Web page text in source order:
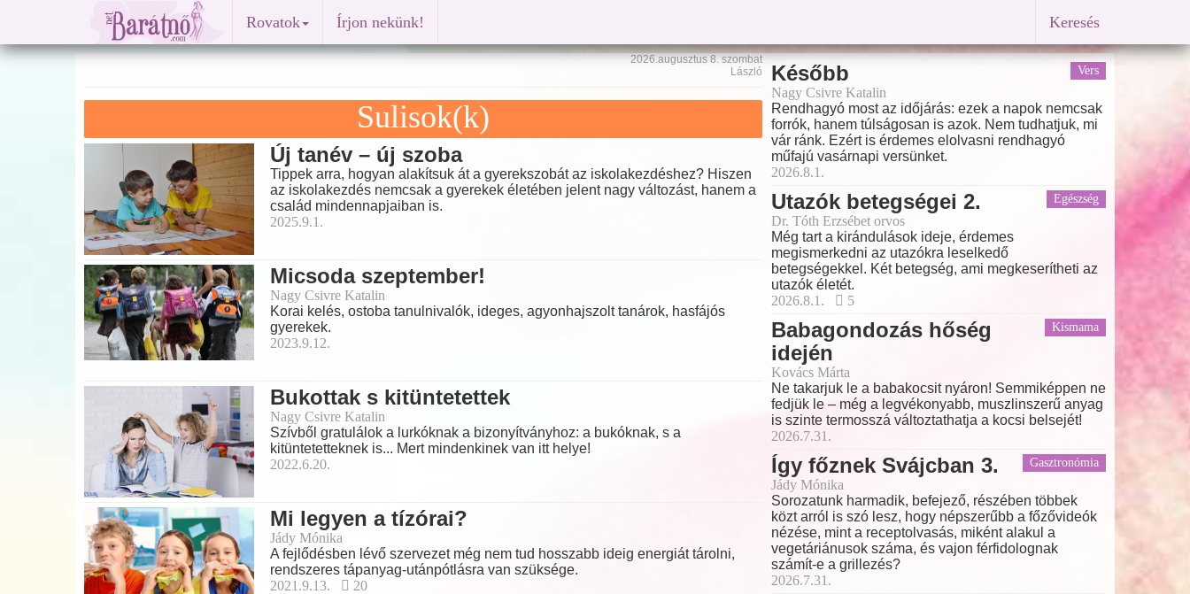
Rovatok Írjon nekünk! Keresés
2026.augusztus 8. szombat
László
Sulisok(k)
Új tanév – új szoba
Tippek arra, hogyan alakítsuk át a gyerekszobát az iskolakezdéshez? Hiszen
az iskolakezdés nemcsak a gyerekek életében jelent nagy változást, hanem a
család mindennapjaiban is.
2025.9.1.
Micsoda szeptember!
Nagy Csivre Katalin
Korai kelés, ostoba tanulnivalók, ideges, agyonhajszolt tanárok, hasfájós
gyerekek.
2023.9.12.
Bukottak s kitüntetettek
Nagy Csivre Katalin
Szívből gratulálok a lurkóknak a bizonyítványhoz: a bukóknak, s a
kitüntetetteknek is... Mert mindenkinek van itt helye!
2022.6.20.
Mi legyen a tízórai?
Jády Mónika
A fejlődésben lévő szervezet még nem tud hosszabb ideig energiát tárolni,
rendszeres tápanyag-utánpótlásra van szüksége.
2021.9.13.
20
Vers
Később
Nagy Csivre Katalin
Rendhagyó most az időjárás: ezek a napok nemcsak
forrók, hanem túlságosan is azok. Nem tudhatjuk, mi
vár ránk. Ezért is érdemes elolvasni rendhagyó
műfajú vasárnapi versünket.
2026.8.1.
Egészség
Utazók betegségei 2.
Dr. Tóth Erzsébet orvos
Még tart a kirándulások ideje, érdemes
megismerkedni az utazókra leselkedő
betegségekkel. Két betegség, ami megkeserítheti az
utazók életét.
2026.8.1.
5
Kismama
Babagondozás hőség
idején
Kovács Márta
Ne takarjuk le a babakocsit nyáron! Semmiképpen ne
fedjük le – még a legvékonyabb, muszlinszerű anyag
is szinte termosszá változtathatja a kocsi belsejét!
2026.7.31.
Gasztronómia
Így főznek Svájcban 3.
Jády Mónika
Sorozatunk harmadik, befejező, részében többek
közt arról is szó lesz, hogy népszerűbb a főzővideók
nézése, mint a receptolvasás, miként alakul a
vegetáriánusok száma, és vajon férfidolognak
számít-e a grillezés?
2026.7.31.